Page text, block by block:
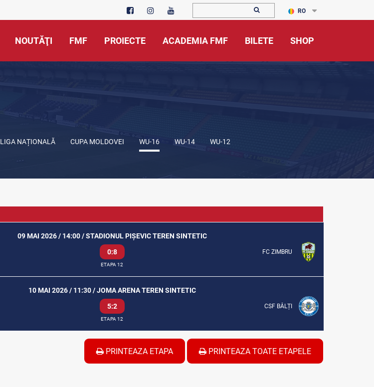
RO
NOUTĂŢI FMF PROIECTE ACADEMIA FMF BILETE SHOP
LIGA NAȚIONALĂ CUPA MOLDOVEI WU-16 WU-14 WU-12
09 MAI 2026 / 14:00 / STADIONUL PIȘEVIC TEREN SINTETIC
0:8 FC ZIMBRU
ETAPA 12
10 MAI 2026 / 11:30 / JOMA ARENA TEREN SINTETIC
5:2 CSF BĂLȚI
ETAPA 12
PRINTEAZA ETAPA PRINTEAZA TOATE ETAPELE